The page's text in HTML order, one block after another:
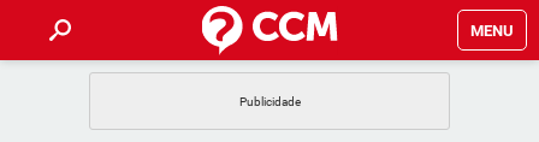
MENU